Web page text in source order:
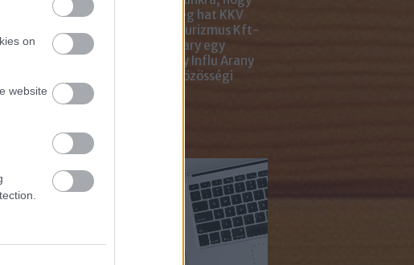
on
website
Magyar Marketing Szövetség hat KKV
Marketing Gyémánt Díjjal, Turizmus Kft-
től 5 díjjal, az Internet Hungary egy
fődíjjal, a KREATÍV pedig egy Influ Arany
díjjal tüntette ki cégünket közösségi
média kampányaiért.
Így használd cikkeinket...